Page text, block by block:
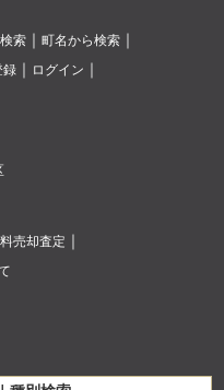
索
町名から検索
録
ログイン
売却査定